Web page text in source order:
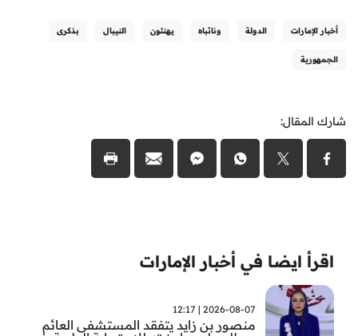
أخبار الإمارات الدولة ونائباه يهنئون النيبال بذكرى
الجمهورية
شارك المقال:
اقرأ ايضا في أخبار الإمارات
2026-08-07 | 12:17
منصور بن زايد يتفقد المستشفى العائم